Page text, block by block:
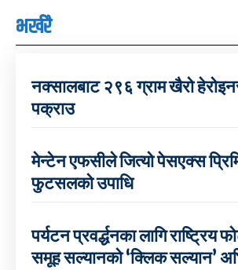
भर्खरै
नक्सालबाट २९६ ग्राम खैरो
पक्राउ
मेन्टेन एफसीले जित्यो पेसएक्स
फुटसलको उपाधि
पर्यटन प्रवर्द्धनका लागि राष्ट्रिय
समूह सल्यानको ‘क्लिक सल्यान’